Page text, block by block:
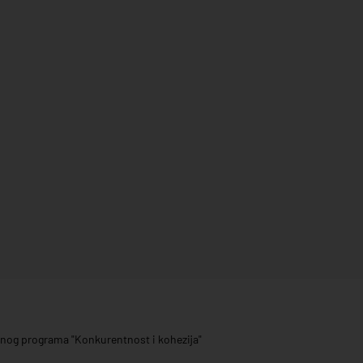
programa "Konkurentnost i kohezija"